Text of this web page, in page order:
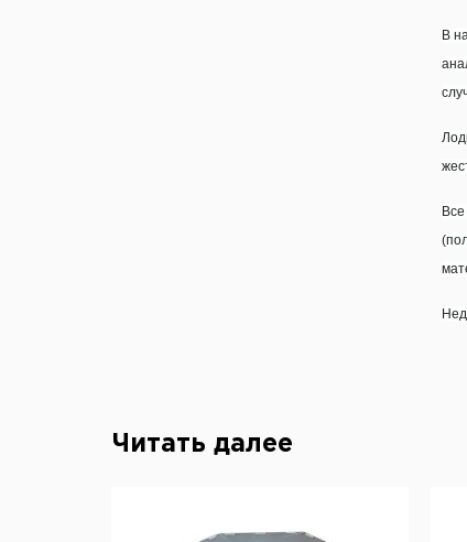
В
Читать далее